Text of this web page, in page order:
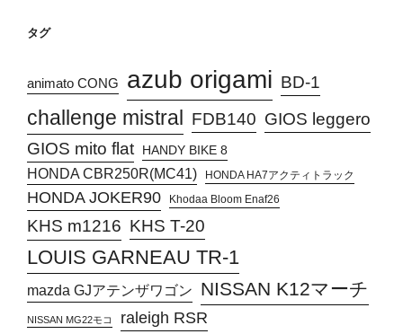
タグ
animato CONG azub origami BD-1
challenge mistral FDB140 GIOS leggero
GIOS mito flat
HANDY BIKE 8
HONDA CBR250R(MC41) HONDA HA7アクティトラック
HONDA JOKER90 Khodaa Bloom Enaf26
KHS m1216 KHS T-20
LOUIS GARNEAU TR-1
mazda GJアテンザワゴン NISSAN K12マーチ
NISSAN MG22モコ raleigh RSR